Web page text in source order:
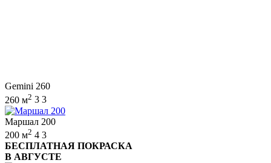
Gemini 260
260 м2 3 3
Маршал 200
200 м2 4 3
БЕСПЛАТНАЯ ПОКРАСКА
В АВГУСТЕ